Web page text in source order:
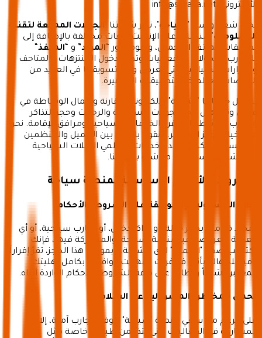
الألكتروني: info@seyaha.net
تحت شعار واسم " سياحة "، تدير شركتنا "
الجولات الممتعة لتقنية
المعلومات " منصات على الإنترنت بلغات مختلفة بالإضافة إلى
تطبيقات الهاتف المحمول، وتقوم بدور “ المورد” و “ المنفذ
للتجارب والجولات والفعاليات وتذاكر دخول المنتزهات والمتاحف
والمزارات السياحية التي تعرض ويتم تسويقها في العديد من
المنصات العالمية والتطبيقات الشهيرة.
تشمل خدماتنا "التقنية" الإلكترونية مقارنة واعمال الوساطة في
عرض وتسهيل حجز الجولات السياحية والرحلات وحجز التذاكر
وتجارب وأنشطة السفر والخدمات السياحية ومرافق الإقامة. نحن
نوفر خيار الحجز المباشر. ونقوم بالربط بين العميل والمنظمين
والمنسقين، لكننا لا نقدم خدمات منظمي الرحلات السياحية
والمرشدين السياحيين مباشرة بأنفسنا.
الشروط والأحكام الأساسية لمنصة سياحة
إخلاء المسؤولية والموافقة على الشروط والأحكام
بمجرد قيامك بحجز جولة، أو تذاكر دخول، أو تجارب سياحية، أو أي
فعالية معروضة عبر منصة "سياحة" والمشاركة فيها، فإنك
تكتسب صفة "العميل" لدى الشركة. وبموجب هذا الحجز، تقرّ إقراراً
نافياً للجهالة بأنك قد قرأت وفهمت ووافقت بكامل أهليتك
المعتبرة شرعاً ونظاماً على كافة الشروط والأحكام الواردة أدناه.
تحمل المخاطر والمسؤولية عن السلامة
على الرغم من سعي منصة "سياحة" لتوفير تجارب آمنة، إلا أن
المشاركة في الفعاليات التي تتضمن طبيعة خاصة مثل